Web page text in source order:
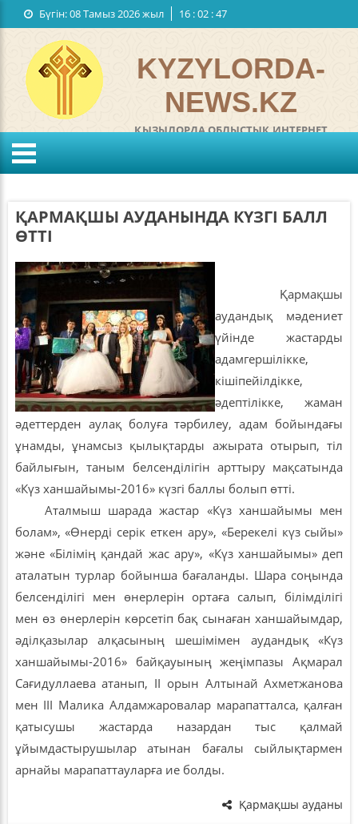
Бүгін:08 Тамыз 2026 жыл 16 :02 :48
Мемлекеттiк рәміздер
KYZYLORDA-
NEWS.KZ
ҚЫЗЫЛОРДА ОБЛЫСТЫҚ ИНТЕРНЕТ
Қысым:мм
ҚАРМАҚШЫ АУДАНЫНДА КҮЗГІ БАЛЛ
ӨТТІ
Қармақшы
аудандық мәдениет
үйінде жастарды
адамгершілікке,
кішіпейілдікке,
әдептілікке, жаман
әдеттерден аулақ болуға тәрбилеу, адам бойындағы
ұнамды, ұнамсыз қылықтарды ажырата отырып, тіл
байлығын, таным белсенділігін арттыру мақсатында
«Күз ханшайымы-2016» күзгі баллы болып өтті.
Аталмыш шарада жастар «Күз ханшайымы мен
болам», «Өнерді серік еткен ару», «Берекелі күз сыйы»
және «Білімің қандай жас ару», «Күз ханшайымы» деп
аталатын турлар бойынша бағаланды. Шара соңында
белсенділігі мен өнерлерін ортаға салып, білімділігі
мен өз өнерлерін көрсетіп бақ сынаған ханшайымдар,
әділқазылар алқасының шешімімен аудандық «Күз
ханшайымы-2016» байқауының жеңімпазы Ақмарал
Сағидуллаева атанып, II орын Алтынай Ахметжанова
мен III Малика Алдамжаровалар марапатталса, қалған
қатысушы жастарда назардан тыс қалмай
ұйымдастырушылар атынан бағалы сыйлықтармен
арнайы марапаттауларға ие болды.
Қармақшы ауданы